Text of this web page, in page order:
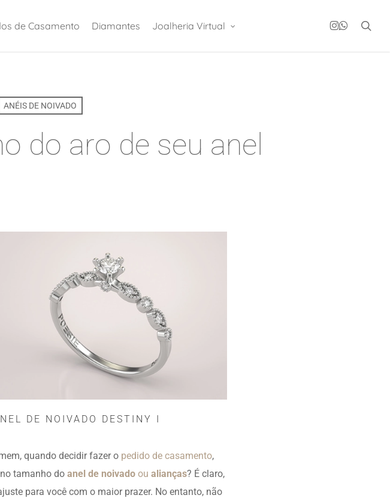
de Casamento Diamantes Joalheria Virtual instagram
whatsapp
ANÉIS DE NOIVADO
do aro de seu anel
DE NOIVADO DESTINY I
quando decidir fazer o pedido de casamento,
tamanho do anel de noivado ou alianças? É claro,
para você com o maior prazer. No entanto, não